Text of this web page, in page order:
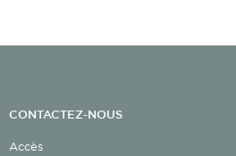
CONTACTEZ-NOUS
Accès